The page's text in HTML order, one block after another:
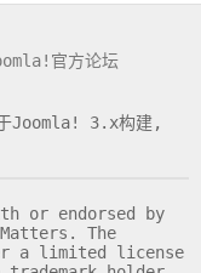
官方论坛
于Joomla! 3.x构建,
or endorsed by
The
a limited license